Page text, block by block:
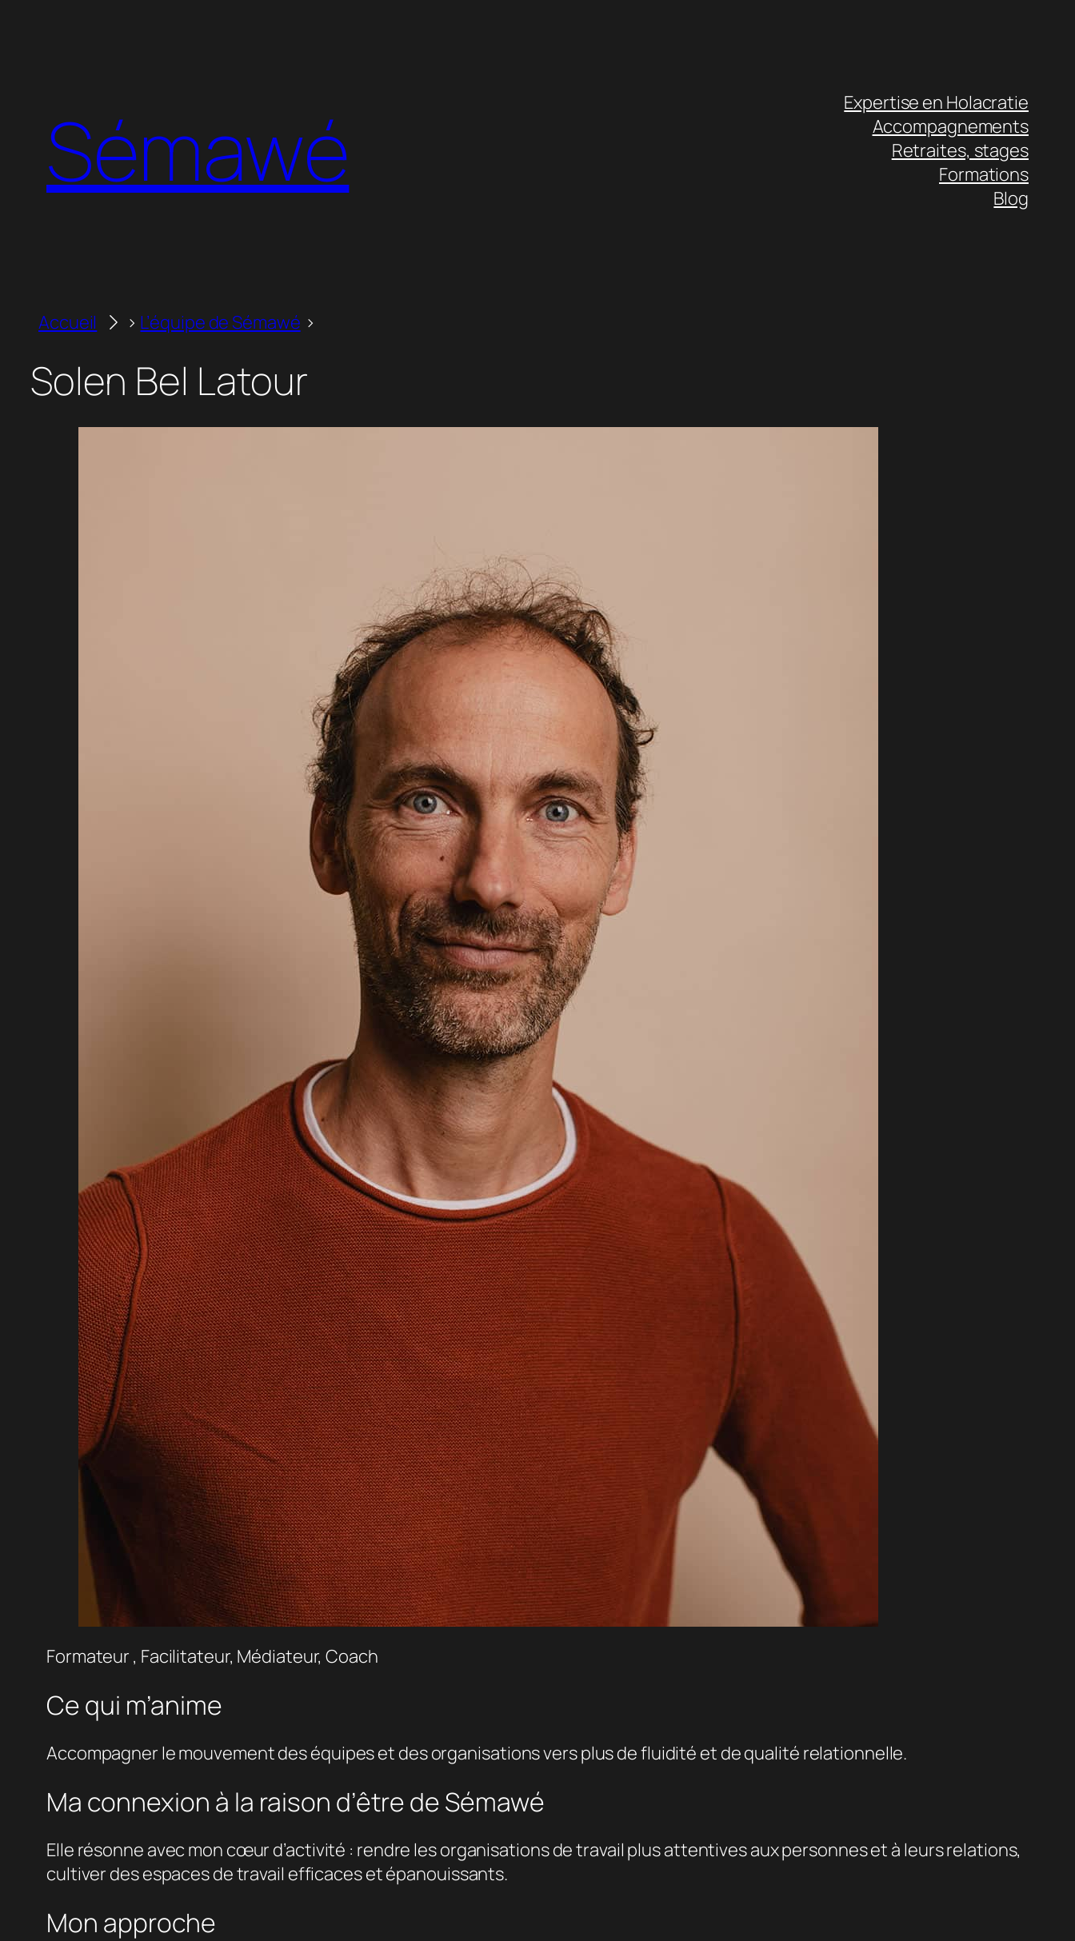
Sémawé
Expertise en Holacratie
Accompagnements
Retraites, stages
Formations
Blog
Accueil L’équipe de Sémawé
Solen Bel Latour
Formateur , Facilitateur, Médiateur, Coach
Ce qui m’anime
Accompagner le mouvement des équipes et des organisations vers plus de fluidité et de qualité relationnelle.
Ma connexion à la raison d’être de Sémawé
Elle résonne avec mon cœur d’activité : rendre les organisations de travail plus attentives aux personnes et à leurs relations,
cultiver des espaces de travail efficaces et épanouissants.
Mon approche